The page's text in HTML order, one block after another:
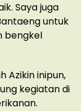
Saya juga
untuk
bengkel
Azikin inipun,
kegiatan di